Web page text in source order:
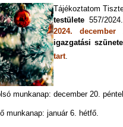
Tájékoztatom
testülete 557/
2024. december
igazgatási
tart.
munkanap: december 20.
munkanap: január 6. hétfő.